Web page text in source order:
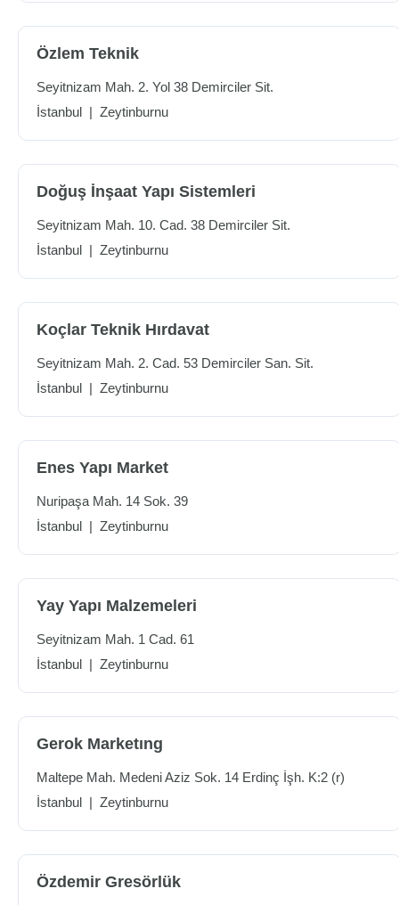
Özlem Teknik
Seyitnizam Mah. 2. Yol 38 Demirciler Sit.
İstanbul | Zeytinburnu
Doğuş İnşaat Yapı Sistemleri
Seyitnizam Mah. 10. Cad. 38 Demirciler Sit.
İstanbul | Zeytinburnu
Koçlar Teknik Hırdavat
Seyitnizam Mah. 2. Cad. 53 Demirciler San. Sit.
İstanbul | Zeytinburnu
Enes Yapı Market
Nuripaşa Mah. 14 Sok. 39
İstanbul | Zeytinburnu
Yay Yapı Malzemeleri
Seyitnizam Mah. 1 Cad. 61
İstanbul | Zeytinburnu
Gerok Marketıng
Maltepe Mah. Medeni Aziz Sok. 14 Erdinç İşh. K:2 (r)
İstanbul | Zeytinburnu
Özdemir Gresörlük